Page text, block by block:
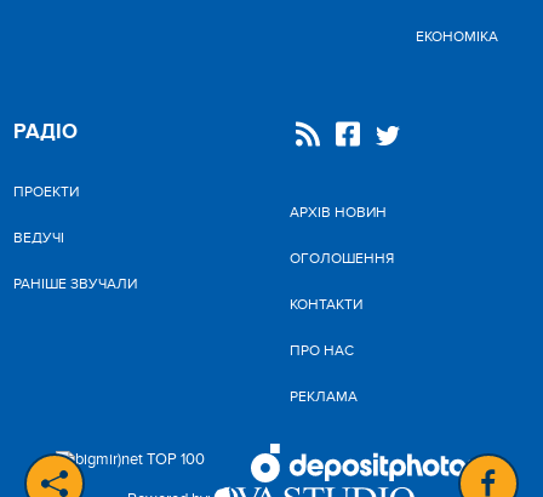
ЕКОНОМІКА
РАДІО
ПРОЕКТИ
ВЕДУЧІ
РАНІШЕ ЗВУЧАЛИ
АРХІВ НОВИН
ОГОЛОШЕННЯ
КОНТАКТИ
ПРО НАС
РЕКЛАМА